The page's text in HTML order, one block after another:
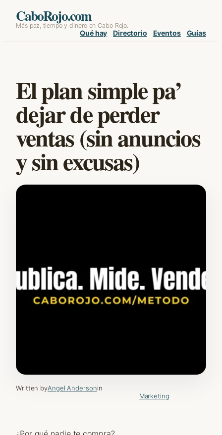
Skip
CaboRojo.com
Más paz, tiempo y dinero en Cabo Rojo.
Qué hay Directorio Eventos Guías
El plan simple pa’
dejar de perder
ventas (sin anuncios
y sin excusas)
Written byAngel Andersonin
Marketing